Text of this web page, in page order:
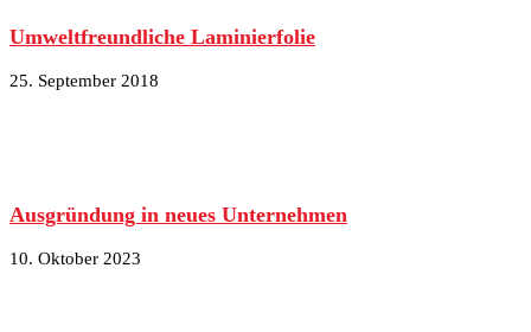
Umweltfreundliche Laminierfolie
25. September 2018
Ausgründung in neues Unternehmen
10. Oktober 2023